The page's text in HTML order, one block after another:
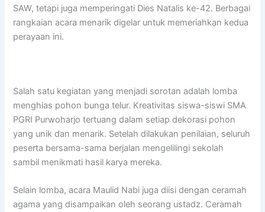
SAW, tetapi juga memperingati Dies Natalis ke-42. Berbagai
rangkaian acara menarik digelar untuk memeriahkan kedua
perayaan ini.
Salah satu kegiatan yang menjadi sorotan adalah lomba
menghias pohon bunga telur. Kreativitas siswa-siswi SMA
PGRI Purwoharjo tertuang dalam setiap dekorasi pohon
yang unik dan menarik. Setelah dilakukan penilaian, seluruh
peserta bersama-sama berjalan mengelilingi sekolah
sambil menikmati hasil karya mereka.
Selain lomba, acara Maulid Nabi juga diisi dengan ceramah
agama yang disampaikan oleh seorang ustadz. Ceramah